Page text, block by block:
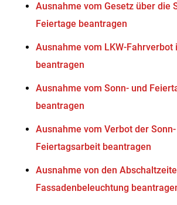
Ausnahme vom Gesetz über die
Feiertage beantragen
Ausnahme vom LKW-Fahrverbot
beantragen
Ausnahme vom Sonn- und
beantragen
Ausnahme vom Verbot der
Feiertagsarbeit beantragen
Ausnahme von den
Fassadenbeleuchtung